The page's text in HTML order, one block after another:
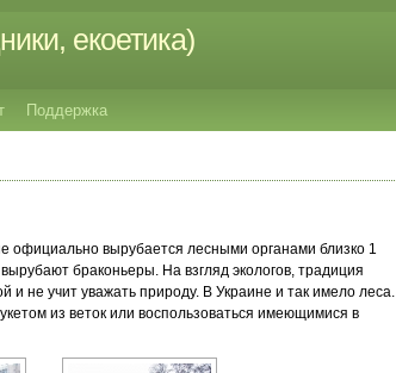
екоетика)
Поддержка
официально вырубается лесными органами близко 1
браконьеры. На взгляд экологов, традиция
и не учит уважать природу. В Украине и так имело леса.
из веток или воспользоваться имеющимися в